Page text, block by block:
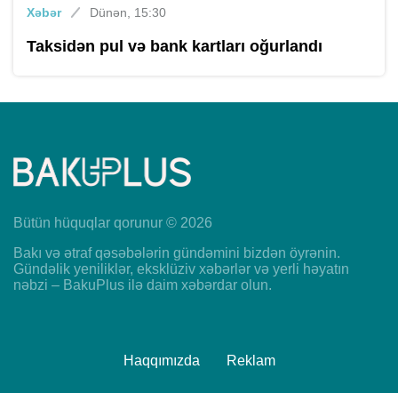
Xəbər Dünən, 15:30
Taksidən pul və bank kartları oğurlandı
Bütün hüquqlar qorunur © 2026
Bakı və ətraf qəsəbələrin gündəmini bizdən öyrənin.
Gündəlik yeniliklər, eksklüziv xəbərlər və yerli həyatın
nəbzi – BakuPlus ilə daim xəbərdar olun.
Haqqımızda Reklam